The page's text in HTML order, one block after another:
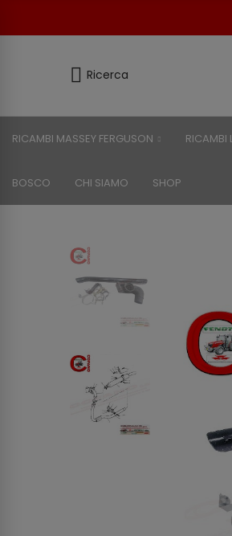
Ricerca
RICAMBI MASSEY FERGUSON RICAMBI
BOSCO CHI SIAMO SHOP